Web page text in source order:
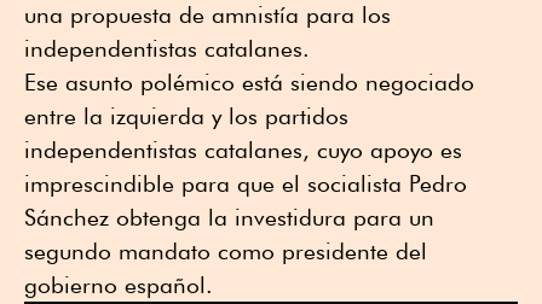
una propuesta de amnistía para los
independentistas catalanes.
Ese asunto polémico está siendo negociado
entre la izquierda y los partidos
independentistas catalanes, cuyo apoyo es
imprescindible para que el socialista Pedro
Sánchez obtenga la investidura para un
segundo mandato como presidente del
gobierno español.